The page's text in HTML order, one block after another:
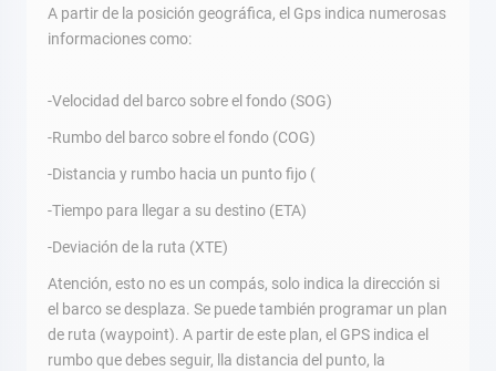
A partir de la posición geográfica, el Gps indica numerosas
informaciones como:
-Velocidad del barco sobre el fondo (SOG)
-Rumbo del barco sobre el fondo (COG)
-Distancia y rumbo hacia un punto fijo (
-Tiempo para llegar a su destino (ETA)
-Deviación de la ruta (XTE)
Atención, esto no es un compás, solo indica la dirección si
el barco se desplaza. Se puede también programar un plan
de ruta (waypoint). A partir de este plan, el GPS indica el
rumbo que debes seguir, lla distancia del punto, la